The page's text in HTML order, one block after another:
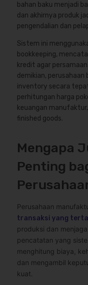
bahan baku menjadi
dan akhirnya produk
pengendalian dan
Sistem ini
bookkeeping,
kredit agar
demikian,
inventory secara
perhitungan harga
keuangan
finished goods.
Mengapa
Penting
Perusahaan
transaksi yang
produksi dan
pencatatan yang
menghitung biaya,
dan mengambil
kuat.